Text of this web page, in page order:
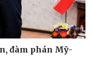
đàm phán Mỹ-